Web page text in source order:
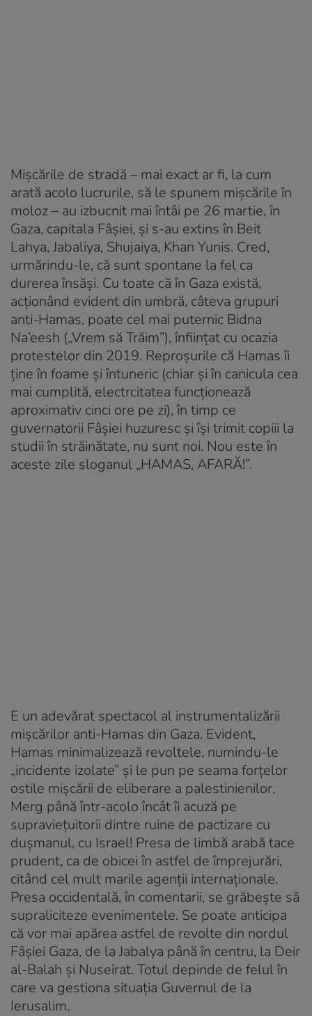
Mişcările de stradă – mai exact ar fi, la cum
arată acolo lucrurile, să le spunem mişcările în
moloz – au izbucnit mai întâi pe 26 martie, în
Gaza, capitala Fâşiei, şi s-au extins în Beit
Lahya, Jabaliya, Shujaiya, Khan Yunis. Cred,
urmărindu-le, că sunt spontane la fel ca
durerea însăşi. Cu toate că în Gaza există,
acţionând evident din umbră, câteva grupuri
anti-Hamas, poate cel mai puternic Bidna
Na’eesh („Vrem să Trăim”), înfiinţat cu ocazia
protestelor din 2019. Reproşurile că Hamas îi
ţine în foame şi întuneric (chiar şi în canicula cea
mai cumplită, electrcitatea funcţionează
aproximativ cinci ore pe zi), în timp ce
guvernatorii Fâşiei huzuresc şi îşi trimit copiii la
studii în străinătate, nu sunt noi. Nou este în
aceste zile sloganul „HAMAS, AFARĂ!”.
E un adevărat spectacol al instrumentalizării
mişcărilor anti-Hamas din Gaza. Evident,
Hamas minimalizează revoltele, numindu-le
„incidente izolate” şi le pun pe seama forţelor
ostile mişcării de eliberare a palestinienilor.
Merg până într-acolo încât îi acuză pe
supravieţuitorii dintre ruine de pactizare cu
duşmanul, cu Israel! Presa de limbă arabă tace
prudent, ca de obicei în astfel de împrejurări,
citând cel mult marile agenţii internaţionale.
Presa occidentală, în comentarii, se grăbeşte să
supraliciteze evenimentele. Se poate anticipa
că vor mai apărea astfel de revolte din nordul
Fâşiei Gaza, de la Jabalya până în centru, la Deir
al-Balah și Nuseirat. Totul depinde de felul în
care va gestiona situaţia Guvernul de la
Ierusalim.